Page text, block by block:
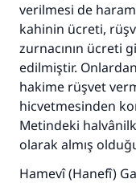
verilmesi de
kahinin ücreti,
zurnacının ücreti
edilmiştir.
hakime rüşvet
hicvetmesinden
Metindeki
olarak almış
Hamevî (Hanefî)